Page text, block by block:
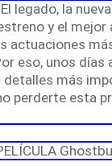
legado, la
y el mejor
actuaciones
eso, unos días
detalles más
perderte esta